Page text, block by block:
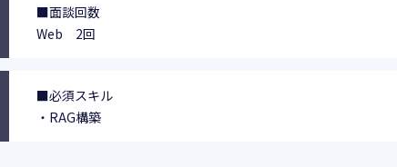
■面談回数
Web 2回
■必須スキル
・RAG構築